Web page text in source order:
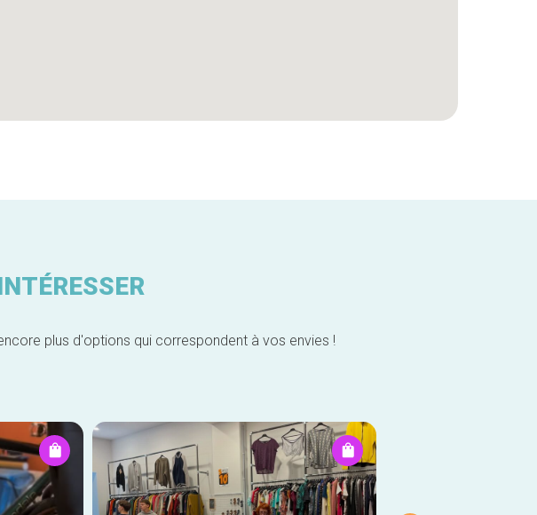
plus d'options qui correspondent à vos envies !